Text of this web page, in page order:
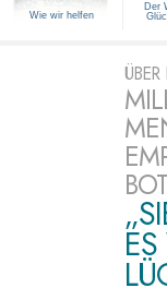
Wie wir helfen
Der